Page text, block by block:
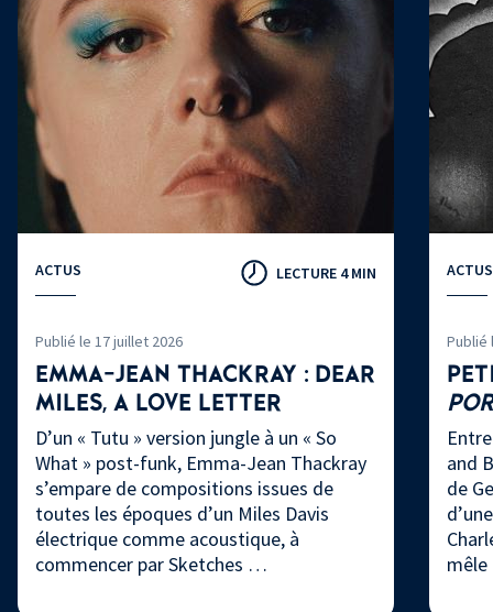
ACTUS LECTURE 4 MIN
Publié le 17 juillet 2026
EMMA-JEAN THACKRAY : DEAR
MILES, A LOVE LETTER
D’un « Tutu » version jungle à un « So
What » post-funk, Emma-Jean Thackray
s’empare de compositions issues de
toutes les époques d’un Miles Davis
électrique comme acoustique, à
commencer par Sketches …
ACTUS
Publié
and
de